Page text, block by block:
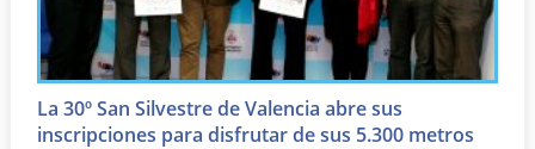
La 30º San Silvestre de Valencia abre sus
inscripciones para disfrutar de sus 5.300 metros